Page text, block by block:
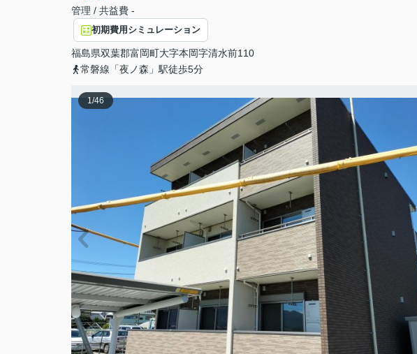
管理 / 共益費 -
初期費用シミュレーション
福島県双葉郡富岡町大字本岡字清水前110
常磐線「夜ノ森」駅徒歩5分
1/46